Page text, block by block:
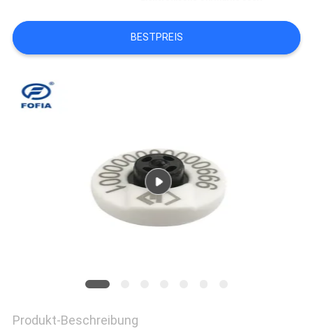
NACHRICHTEN
FORDERN
SIE EIN
BESTPREIS
Produkt-Beschreibung